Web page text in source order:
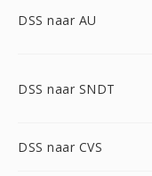
DSS naar AU
DSS naar SNDT
DSS naar CVS